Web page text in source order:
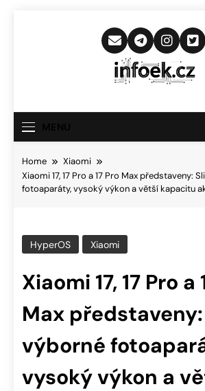
Home
Xiaomi
Xiaomi 17, 17 Pro a 17 Pro Max představeny:
fotoaparáty, vysoký výkon a větší kapacitu
HyperOS Xiaomi
Xiaomi 17, 17 Pro a
Max
výborné
vysoký výkon a